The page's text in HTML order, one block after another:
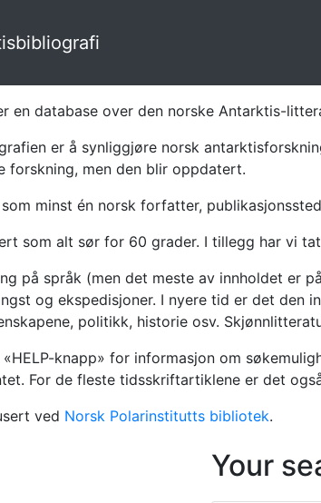
en database over den norske Antarktis-
er å synliggjøre norsk
forskning, men den blir oppdatert.
minst én norsk forfatter,
som alt sør for 60 grader. I tillegg har vi
på språk (men det meste av innholdet er
og ekspedisjoner. I nyere tid er det den
politikk, historie osv.
knapp» for informasjon om
For de fleste tidsskriftartiklene er det
ved Norsk Polarinstitutts bibliotek.
Your